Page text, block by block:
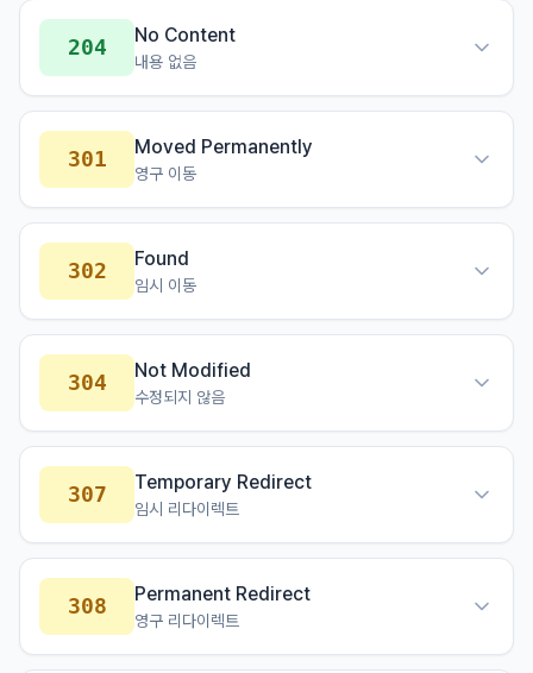
204 No Content
내용 없음
301 Moved Permanently
영구 이동
302 Found
임시 이동
304 Not Modified
수정되지 않음
307 Temporary Redirect
임시 리다이렉트
308 Permanent Redirect
영구 리다이렉트